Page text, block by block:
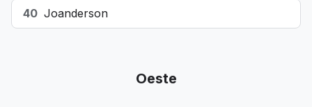
40 Joanderson
Oeste